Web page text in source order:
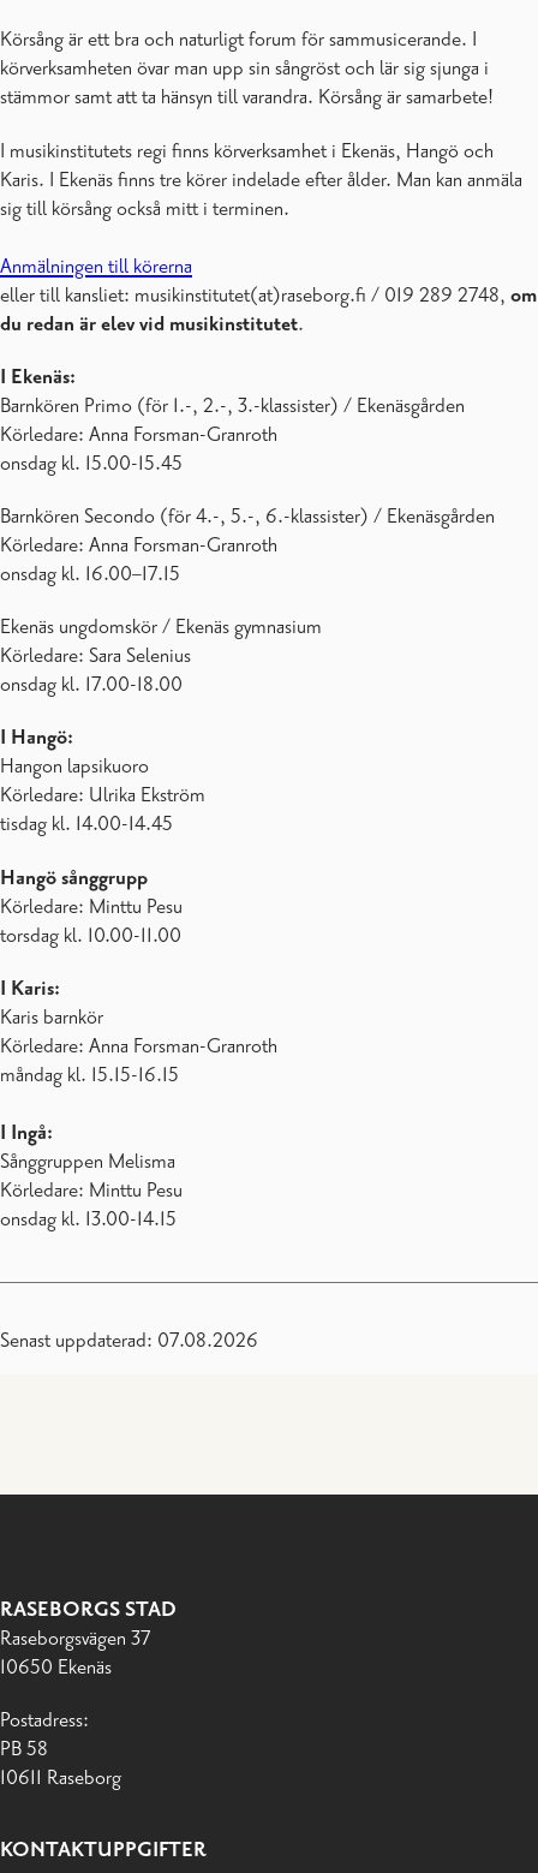
Körsång är ett bra och naturligt forum för sammusicerande. I
körverksamheten övar man upp sin sångröst och lär sig sjunga i
stämmor samt att ta hänsyn till varandra. Körsång är samarbete!
I musikinstitutets regi finns körverksamhet i Ekenäs, Hangö och
Karis. I Ekenäs finns tre körer indelade efter ålder. Man kan anmäla
sig till körsång också mitt i terminen.
Anmälningen till körerna
eller till kansliet: musikinstitutet(at)raseborg.fi / 019 289 2748, om
du redan är elev vid musikinstitutet.
I Ekenäs:
Barnkören Primo (för 1.-, 2.-, 3.-klassister) / Ekenäsgården
Körledare: Anna Forsman-Granroth
onsdag kl. 15.00-15.45
Barnkören Secondo (för 4.-, 5.-, 6.-klassister) / Ekenäsgården
Körledare: Anna Forsman-Granroth
onsdag kl. 16.00–17.15
Ekenäs ungdomskör / Ekenäs gymnasium
Körledare: Sara Selenius
onsdag kl. 17.00-18.00
I Hangö:
Hangon lapsikuoro
Körledare: Ulrika Ekström
tisdag kl. 14.00-14.45
Hangö sånggrupp
Körledare: Minttu Pesu
torsdag kl. 10.00-11.00
I Karis:
Karis barnkör
Körledare: Anna Forsman-Granroth
måndag kl. 15.15-16.15
I Ingå:
Sånggruppen Melisma
Körledare: Minttu Pesu
onsdag kl. 13.00-14.15
Senast uppdaterad: 07.08.2026
RASEBORGS STAD
Raseborgsvägen 37
10650 Ekenäs
Postadress:
PB 58
10611 Raseborg
KONTAKTUPPGIFTER